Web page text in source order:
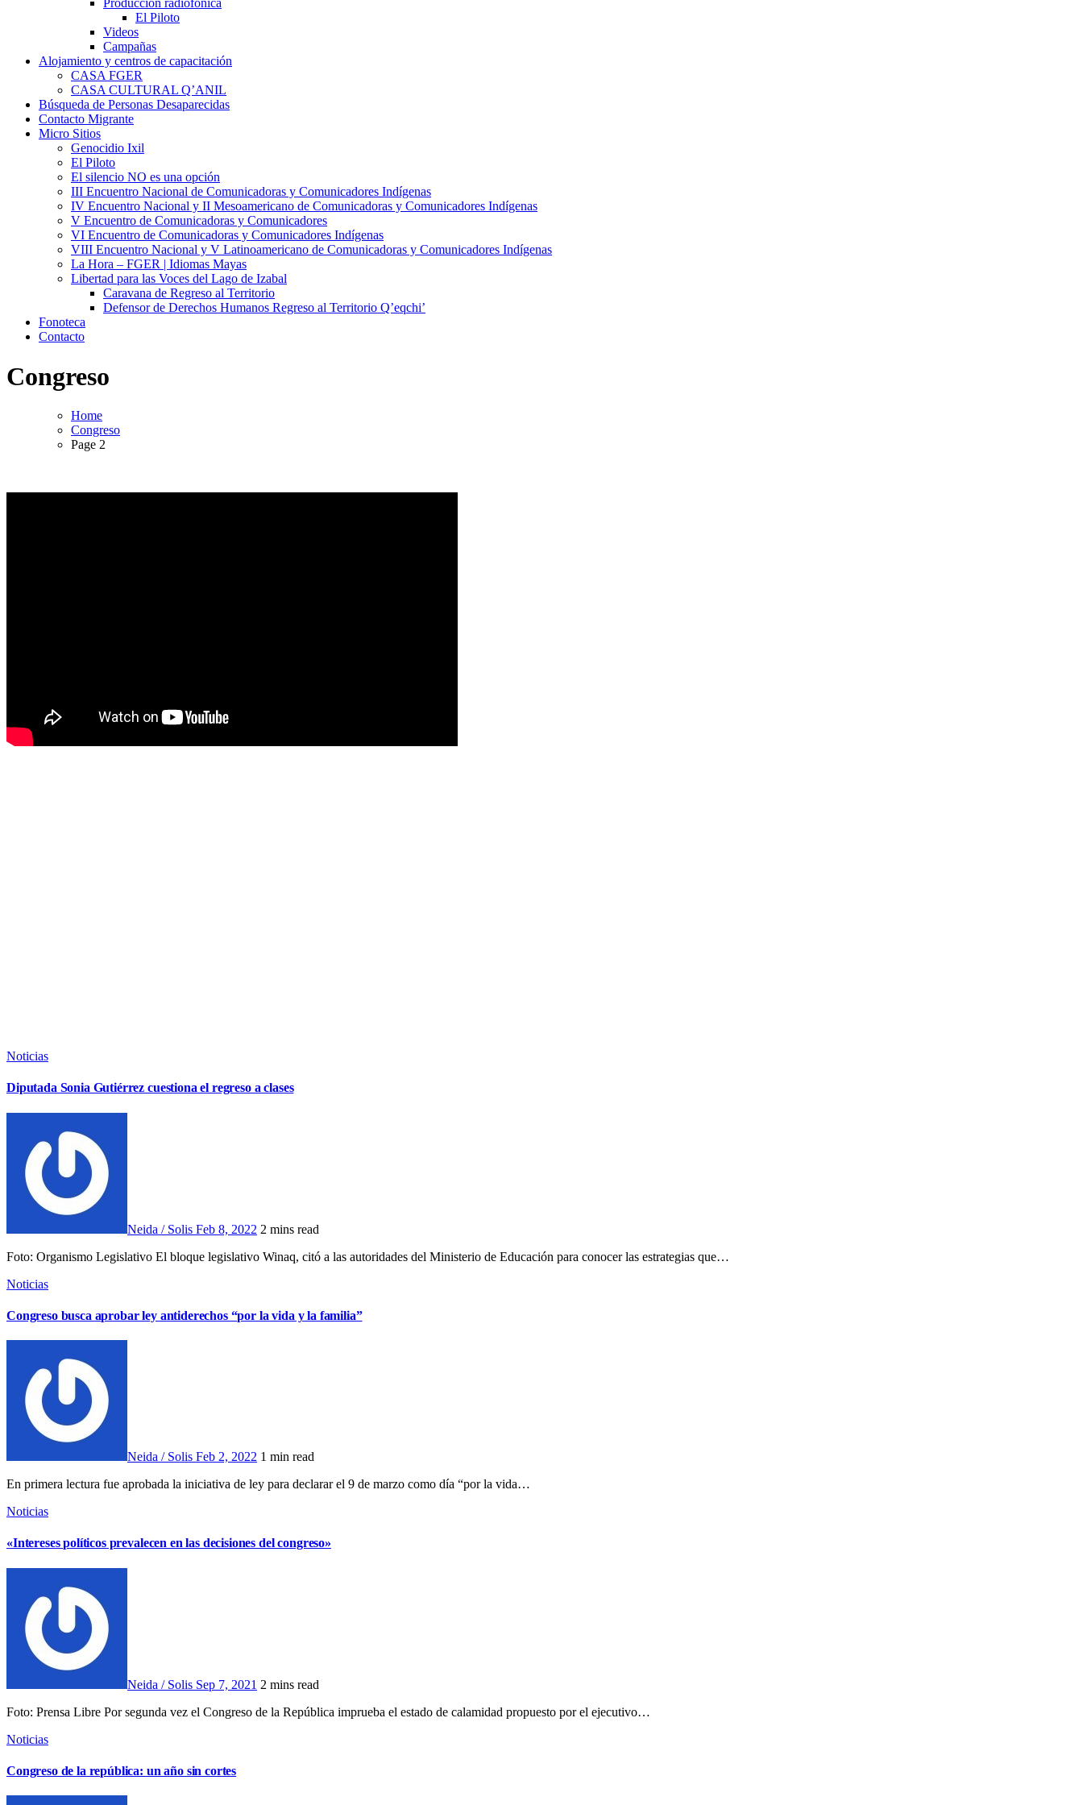
Producción radiofónica
El Piloto
Videos
Campañas
Alojamiento y centros de capacitación
CASA FGER
CASA CULTURAL Q’ANIL
Búsqueda de Personas Desaparecidas
Contacto Migrante
Micro Sitios
Genocidio Ixil
El Piloto
El silencio NO es una opción
III Encuentro Nacional de Comunicadoras y Comunicadores Indígenas
IV Encuentro Nacional y II Mesoamericano de Comunicadoras y Comunicadores Indígenas
V Encuentro de Comunicadoras y Comunicadores
VI Encuentro de Comunicadoras y Comunicadores Indígenas
VIII Encuentro Nacional y V Latinoamericano de Comunicadoras y Comunicadores Indígenas
La Hora – FGER | Idiomas Mayas
Libertad para las Voces del Lago de Izabal
Caravana de Regreso al Territorio
Defensor de Derechos Humanos Regreso al Territorio Q’eqchi’
Fonoteca
Contacto
Congreso
Home
Congreso
Page 2
Noticias
Diputada Sonia Gutiérrez cuestiona el regreso a clases
Neida / Solis Feb 8, 2022 2 mins read
Foto: Organismo Legislativo El bloque legislativo Winaq, citó a las autoridades del Ministerio de Educación para conocer las estrategias que…
Noticias
Congreso busca aprobar ley antiderechos “por la vida y la familia”
Neida / Solis Feb 2, 2022 1 min read
En primera lectura fue aprobada la iniciativa de ley para declarar el 9 de marzo como día “por la vida…
Noticias
«Intereses políticos prevalecen en las decisiones del congreso»
Neida / Solis Sep 7, 2021 2 mins read
Foto: Prensa Libre Por segunda vez el Congreso de la República imprueba el estado de calamidad propuesto por el ejecutivo…
Noticias
Congreso de la república: un año sin cortes